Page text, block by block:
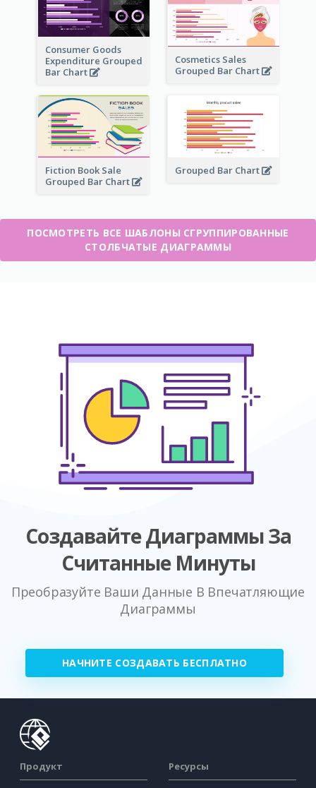
Consumer Goods
Expenditure Grouped
Bar Chart
Cosmetics Sales
Grouped Bar Chart
Fiction Book Sale
Grouped Bar Chart
Grouped Bar Chart
ПОСМОТРЕТЬ ВСЕ ШАБЛОНЫ СГРУППИРОВАННЫЕ
СТОЛБЧАТЫЕ ДИАГРАММЫ
Создавайте Диаграммы За
Считанные Минуты
Преобразуйте Ваши Данные В Впечатляющие
Диаграммы
НАЧНИТЕ СОЗДАВАТЬ БЕСПЛАТНО
Продукт Ресурсы